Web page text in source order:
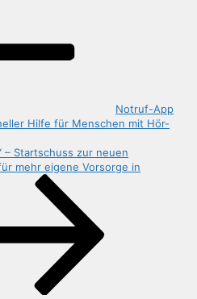
Notruf-App
Hilfe für Menschen mit Hör-
– Startschuss zur neuen
mehr eigene Vorsorge in